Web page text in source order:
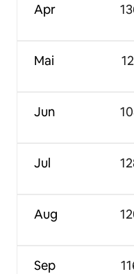
Apr
Mai
Jun
Jul
Aug
Sep